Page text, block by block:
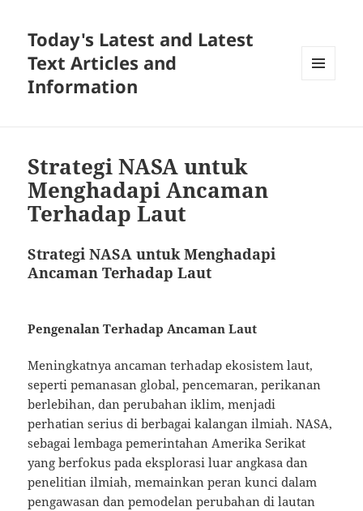
Today's Latest and Latest
Text Articles and
Information
Strategi NASA untuk
Menghadapi Ancaman
Terhadap Laut
Strategi NASA untuk Menghadapi
Ancaman Terhadap Laut
Pengenalan Terhadap Ancaman Laut
Meningkatnya ancaman terhadap ekosistem laut,
seperti pemanasan global, pencemaran, perikanan
berlebihan, dan perubahan iklim, menjadi
perhatian serius di berbagai kalangan ilmiah. NASA,
sebagai lembaga pemerintahan Amerika Serikat
yang berfokus pada eksplorasi luar angkasa dan
penelitian ilmiah, memainkan peran kunci dalam
pengawasan dan pemodelan perubahan di lautan